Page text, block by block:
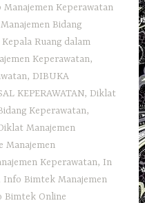
Manajemen Keperawatan
Bidang
Ruang dalam
Keperawatan,
,DIBUKA
KEPERAWATAN,Diklat
Keperawatan,
Manajemen
Manajemen
Keperawatan, In
Info Bimtek Manajemen
Bimtek Online